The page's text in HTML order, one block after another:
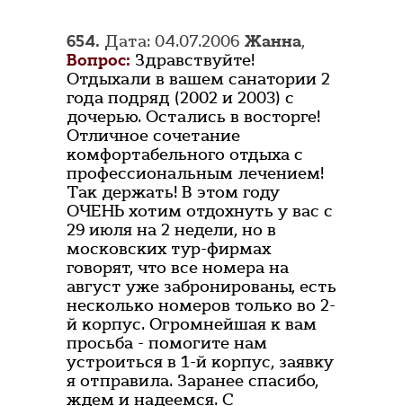
654. Дата: 04.07.2006 Жанна,
Вопрос: Здравствуйте!
Отдыхали в вашем санатории 2
года подряд (2002 и 2003) с
дочерью. Остались в восторге!
Отличное сочетание
комфортабельного отдыха с
профессиональным лечением!
Так держать! В этом году
ОЧЕНЬ хотим отдохнуть у вас с
29 июля на 2 недели, но в
московских тур-фирмах
говорят, что все номера на
август уже забронированы, есть
несколько номеров только во 2-
й корпус. Огромнейшая к вам
просьба - помогите нам
устроиться в 1-й корпус, заявку
я отправила. Заранее спасибо,
ждем и надеемся. C